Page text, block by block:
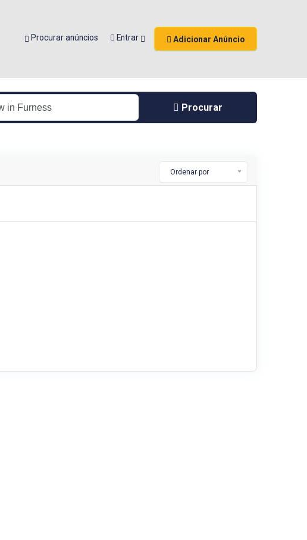
Procurar anúncios Entrar Adicionar Anúncio
Procurar
Ordenar por